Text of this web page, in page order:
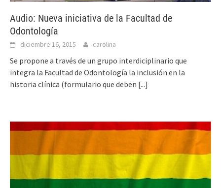
Audio: Nueva iniciativa de la Facultad de
Odontología
diciembre 16, 2015 carolina
Se propone a través de un grupo interdiciplinario que
integra la Facultad de Odontología la inclusión en la
historia clínica (formulario que deben [...]